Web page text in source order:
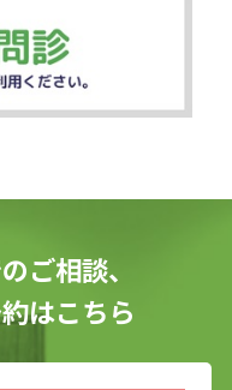
ご相談、
はこちら